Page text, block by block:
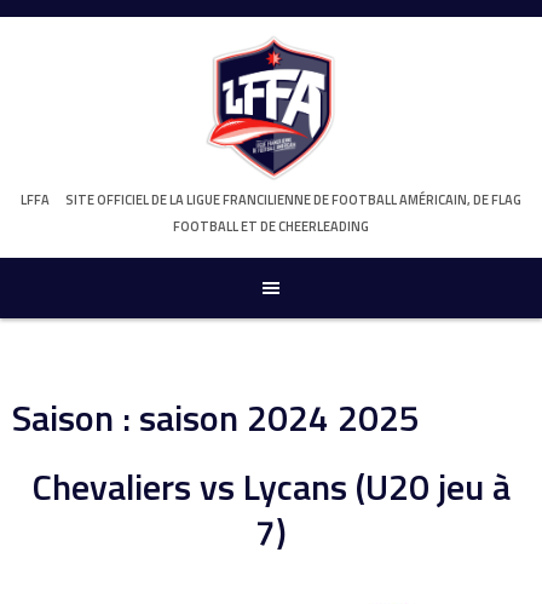
Skip
LFFA
SITE OFFICIEL DE LA LIGUE FRANCILIENNE DE FOOTBALL AMÉRICAIN, DE FLAG
FOOTBALL ET DE CHEERLEADING
Saison :saison 2024 2025
Chevaliers vs Lycans (U20 jeu à
7)